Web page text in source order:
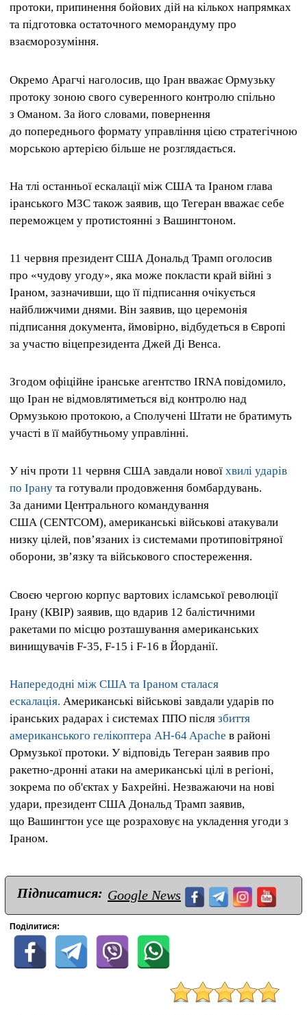
протоки, припинення бойових дій на кількох напрямках
та підготовка остаточного меморандуму про
взаєморозуміння.
Окремо Арагчі наголосив, що Іран вважає Ормузьку
протоку зоною свого суверенного контролю спільно
з Оманом. За його словами, повернення
до попереднього формату управління цією стратегічною
морською артерією більше не розглядається.
На тлі останньої ескалації між США та Іраном глава
іранського МЗС також заявив, що Тегеран вважає себе
переможцем у протистоянні з Вашингтоном.
11 червня президент США Дональд Трамп оголосив
про «чудову угоду», яка може покласти край війні з
Іраном, зазначивши, що її підписання очікується
найближчими днями. Він заявив, що церемонія
підписання документа, ймовірно, відбудеться в Європі
за участю віцепрезидента Джей Ді Венса.
Згодом офіційне іранське агентство IRNA повідомило,
що Іран не відмовлятиметься від контролю над
Ормузькою протокою, а Сполучені Штати не братимуть
участі в її майбутньому управлінні.
У ніч проти 11 червня США завдали нової хвилі ударів
по Ірану та готували продовження бомбардувань.
За даними Центрального командування
США (CENTCOM), американські військові атакували
низку цілей, пов’язаних із системами протиповітряної
оборони, зв’язку та військового спостереження.
Своєю чергою корпус вартових ісламської революції
Ірану (КВІР) заявив, що вдарив 12 балістичними
ракетами по місцю розташування американських
винищувачів F-35, F-15 і F-16 в Йорданії.
Напередодні між США та Іраном сталася
ескалація. Американські військові завдали ударів по
іранських радарах і системах ППО після збиття
американського гелікоптера AH-64 Apache в районі
Ормузької протоки. У відповідь Тегеран заявив про
ракетно-дронні атаки на американські цілі в регіоні,
зокрема по об'єктах у Бахрейні. Незважаючи на нові
удари, президент США Дональд Трамп заявив,
що Вашингтон усе ще розраховує на укладення угоди з
Іраном.
Підписатися: Google News
Поділитися: